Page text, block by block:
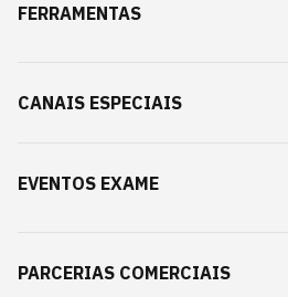
FERRAMENTAS
CANAIS ESPECIAIS
EVENTOS EXAME
PARCERIAS COMERCIAIS